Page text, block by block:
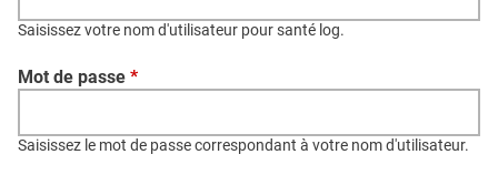
CONTACT
Saisissez votre nom d'utilisateur pour santé log.
Mot de passe *
Saisissez le mot de passe correspondant à votre nom d'utilisateur.